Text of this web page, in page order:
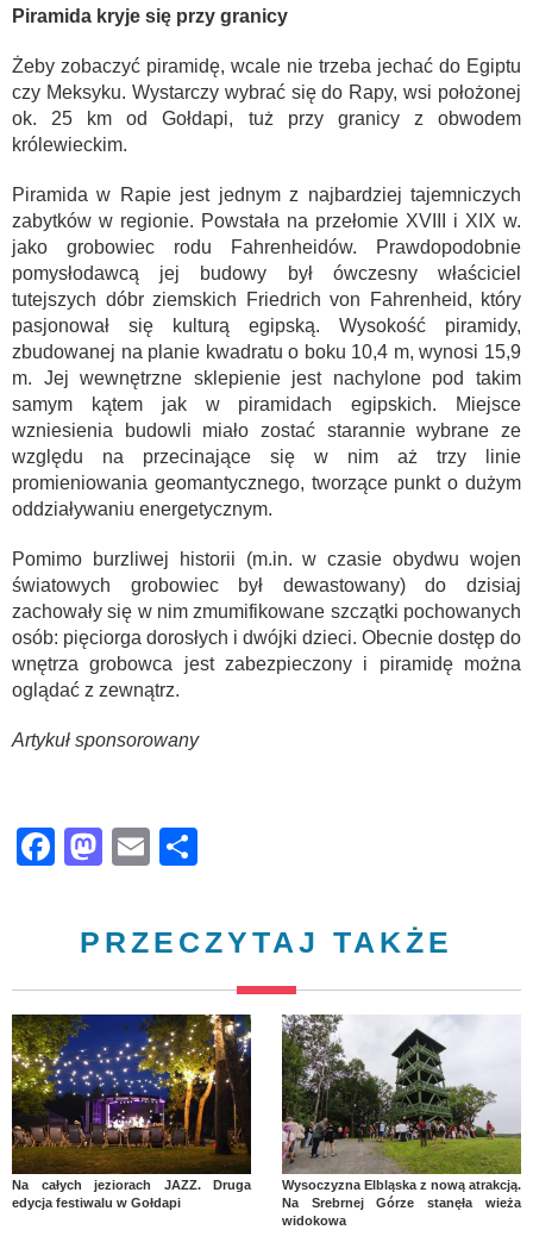
Piramida kryje się przy granicy
Żeby zobaczyć piramidę, wcale nie trzeba jechać do Egiptu
czy Meksyku. Wystarczy wybrać się do Rapy, wsi położonej
ok. 25 km od Gołdapi, tuż przy granicy z obwodem
królewieckim.
Piramida w Rapie jest jednym z najbardziej tajemniczych
zabytków w regionie. Powstała na przełomie XVIII i XIX w.
jako grobowiec rodu Fahrenheidów. Prawdopodobnie
pomysłodawcą jej budowy był ówczesny właściciel
tutejszych dóbr ziemskich Friedrich von Fahrenheid, który
pasjonował się kulturą egipską. Wysokość piramidy,
zbudowanej na planie kwadratu o boku 10,4 m, wynosi 15,9
m. Jej wewnętrzne sklepienie jest nachylone pod takim
samym kątem jak w piramidach egipskich. Miejsce
wzniesienia budowli miało zostać starannie wybrane ze
względu na przecinające się w nim aż trzy linie
promieniowania geomantycznego, tworzące punkt o dużym
oddziaływaniu energetycznym.
Pomimo burzliwej historii (m.in. w czasie obydwu wojen
światowych grobowiec był dewastowany) do dzisiaj
zachowały się w nim zmumifikowane szczątki pochowanych
osób: pięciorga dorosłych i dwójki dzieci. Obecnie dostęp do
wnętrza grobowca jest zabezpieczony i piramidę można
oglądać z zewnątrz.
Artykuł sponsorowany
Facebook
Mastodon
Email
PRZECZYTAJ TAKŻE
Na całych jeziorach JAZZ. Druga
edycja festiwalu w Gołdapi
Wysoczyzna Elbląska z nową atrakcją.
Na Srebrnej Górze stanęła wieża
widokowa